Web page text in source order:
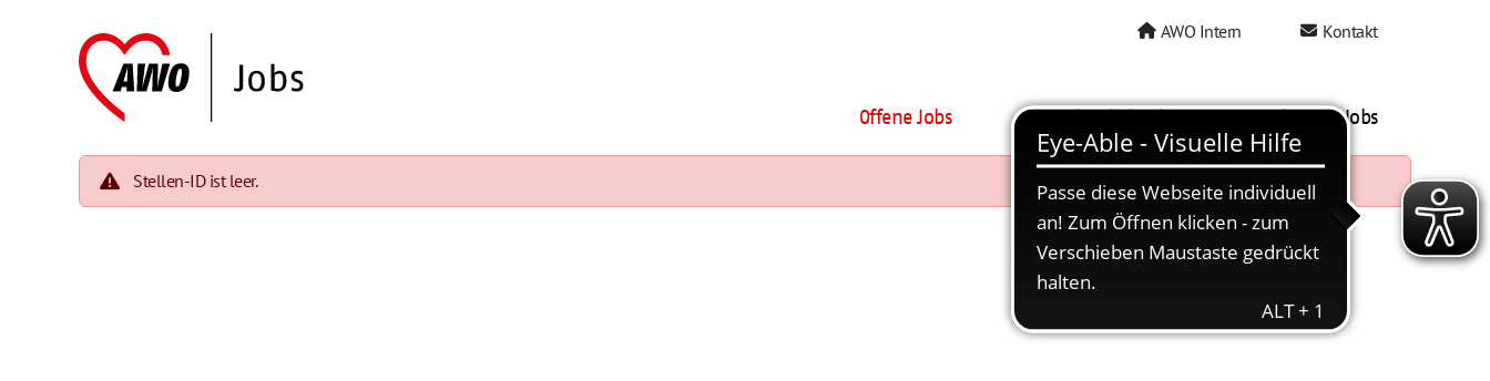
AWO Intern Kontakt
Offene Jobs AWO als Arbeitgeber Mein AWO Jobs
Stellen-ID ist leer.